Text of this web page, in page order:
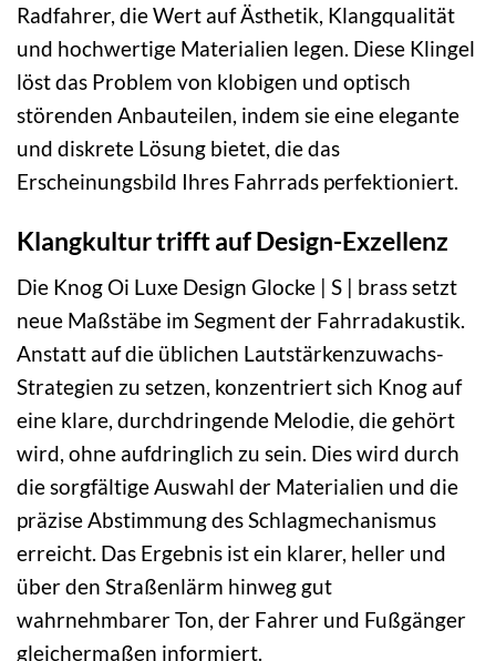
Radfahrer, die Wert auf Ästhetik, Klangqualität
und hochwertige Materialien legen. Diese Klingel
löst das Problem von klobigen und optisch
störenden Anbauteilen, indem sie eine elegante
und diskrete Lösung bietet, die das
Erscheinungsbild Ihres Fahrrads perfektioniert.
Klangkultur trifft auf Design-Exzellenz
Die Knog Oi Luxe Design Glocke | S | brass setzt
neue Maßstäbe im Segment der Fahrradakustik.
Anstatt auf die üblichen Lautstärkenzuwachs-
Strategien zu setzen, konzentriert sich Knog auf
eine klare, durchdringende Melodie, die gehört
wird, ohne aufdringlich zu sein. Dies wird durch
die sorgfältige Auswahl der Materialien und die
präzise Abstimmung des Schlagmechanismus
erreicht. Das Ergebnis ist ein klarer, heller und
über den Straßenlärm hinweg gut
wahrnehmbarer Ton, der Fahrer und Fußgänger
gleichermaßen informiert.